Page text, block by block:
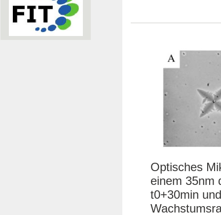
Optisches
einem 35nm
t0+30min